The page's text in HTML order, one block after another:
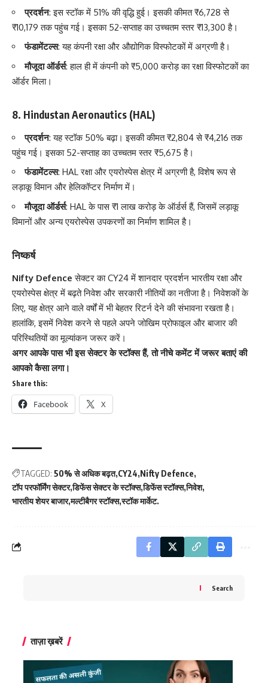
प्रदर्शन: इस स्टॉक में 51% की वृद्धि हुई। इसकी कीमत ₹6,728 से
₹10,179 तक पहुंच गई। इसका 52-सप्ताह का उच्चतम स्तर ₹13,300 है।
फंडामेंटल्स: यह कंपनी रक्षा और औद्योगिक विस्फोटकों में अग्रणी है।
मौजूदा ऑर्डर्स: हाल ही में कंपनी को ₹5,000 करोड़ का रक्षा विस्फोटकों का
ऑर्डर मिला।
8. Hindustan Aeronautics (HAL)
प्रदर्शन: यह स्टॉक 50% बढ़ा। इसकी कीमत ₹2,804 से ₹4,216 तक
पहुंच गई। इसका 52-सप्ताह का उच्चतम स्तर ₹5,675 है।
फंडामेंटल्स: HAL रक्षा और एयरोस्पेस क्षेत्र में अग्रणी है, विशेष रूप से
लड़ाकू विमान और हेलिकॉप्टर निर्माण में।
मौजूदा ऑर्डर्स: HAL के पास ₹1 लाख करोड़ के ऑर्डर्स हैं, जिसमें लड़ाकू
विमानों और अन्य एयरोस्पेस उपकरणों का निर्माण शामिल है।
निष्कर्ष
Nifty Defence सेक्टर का CY24 में शानदार प्रदर्शन भारतीय रक्षा और
एयरोस्पेस क्षेत्र में बढ़ते निवेश और सरकारी नीतियों का नतीजा है। निवेशकों के
लिए, यह क्षेत्र आने वाले वर्षों में भी बेहतर रिटर्न देने की संभावना रखता है।
हालांकि, इसमें निवेश करने से पहले अपने जोखिम प्रोफाइल और बाजार की
परिस्थितियों का मूल्यांकन जरूर करें।
अगर आपके पास भी इस सेक्टर के स्टॉक्स हैं, तो नीचे कमेंट में जरूर बताएं की
आपको कैसा लगा।
Share this:
Facebook X
TAGGED: 50% से अधिक बढ़त CY24 Nifty Defence
टॉप परफॉर्मिंग सेक्टर डिफेंस सेक्टर के स्टॉक्स डिफेंस स्टॉक्स निवेश
भारतीय शेयर बाजार मल्टीबैगर स्टॉक्स स्टॉक मार्केट.
Search
ताज़ा ख़बरें